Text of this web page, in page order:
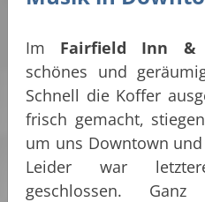
Im Fairfield Inn &
schönes und
Schnell die Koffer
frisch gemacht,
um uns Downtown
Leider war
geschlossen.